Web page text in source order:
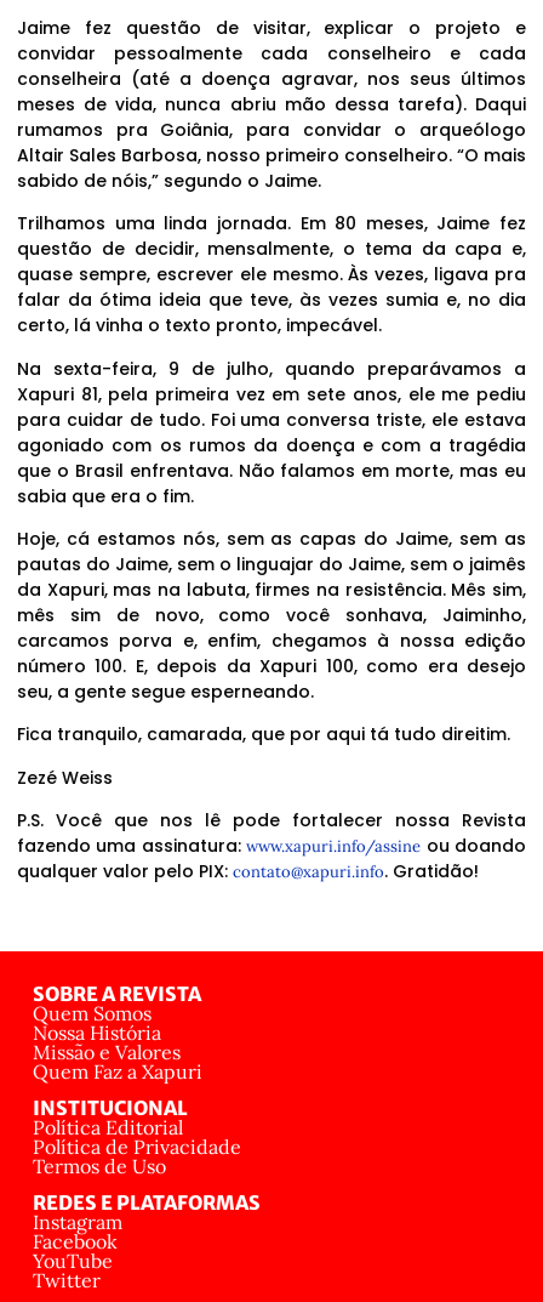
Jaime fez questão de visitar, explicar o projeto e
convidar pessoalmente cada conselheiro e cada
conselheira (até a doença agravar, nos seus últimos
meses de vida, nunca abriu mão dessa tarefa). Daqui
rumamos pra Goiânia, para convidar o arqueólogo
Altair Sales Barbosa, nosso primeiro conselheiro. “O mais
sabido de nóis,” segundo o Jaime.
Trilhamos uma linda jornada. Em 80 meses, Jaime fez
questão de decidir, mensalmente, o tema da capa e,
quase sempre, escrever ele mesmo. Às vezes, ligava pra
falar da ótima ideia que teve, às vezes sumia e, no dia
certo, lá vinha o texto pronto, impecável.
Na sexta-feira, 9 de julho, quando preparávamos a
Xapuri 81, pela primeira vez em sete anos, ele me pediu
para cuidar de tudo. Foi uma conversa triste, ele estava
agoniado com os rumos da doença e com a tragédia
que o Brasil enfrentava. Não falamos em morte, mas eu
sabia que era o fim.
Hoje, cá estamos nós, sem as capas do Jaime, sem as
pautas do Jaime, sem o linguajar do Jaime, sem o jaimês
da Xapuri, mas na labuta, firmes na resistência. Mês sim,
mês sim de novo, como você sonhava, Jaiminho,
carcamos porva e, enfim, chegamos à nossa edição
número 100. E, depois da Xapuri 100, como era desejo
seu, a gente segue esperneando.
Fica tranquilo, camarada, que por aqui tá tudo direitim.
Zezé Weiss
P.S. Você que nos lê pode fortalecer nossa Revista
fazendo uma assinatura:www.xapuri.info/assine ou doando
qualquer valor pelo PIX: contato@xapuri.info. Gratidão!
SOBRE A REVISTA
Quem Somos
Nossa História
Missão e Valores
Quem Faz a Xapuri
INSTITUCIONAL
Política Editorial
Política de Privacidade
Termos de Uso
REDES E PLATAFORMAS
Instagram
Facebook
YouTube
Twitter